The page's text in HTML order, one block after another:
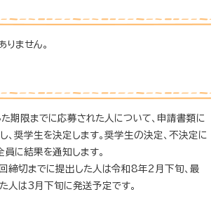
ません。
期限までに応募された人について、申請書類に
、奨学生を決定します。奨学生の決定、不決定に
員に結果を通知します。
締切までに提出した人は令和8年2月下旬、最
人は3月下旬に発送予定です。